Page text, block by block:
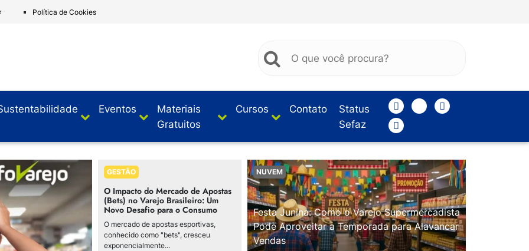
Política de Cookies
Eventos
Materiais
Gratuitos
Cursos Contato
Status
Sefaz
GESTÃO
O Impacto do Mercado de Apostas
(Bets) no Varejo Brasileiro: Um
Novo Desafio para o Consumo
O mercado de apostas esportivas,
conhecido como "bets", cresceu
exponencialmente...
NUVEM
Festa Junina: Como o Varejo Supermercadista
Pode Aproveitar a Temporada para Alavancar
Vendas